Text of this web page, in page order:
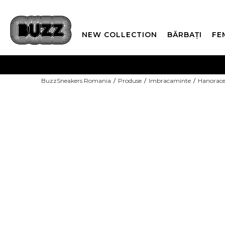
NEW COLLECTION BĂRBAȚI
CUMPĂRĂ ACUM,
BuzzSneakers Romania Produse Imbracaminte Hanorace